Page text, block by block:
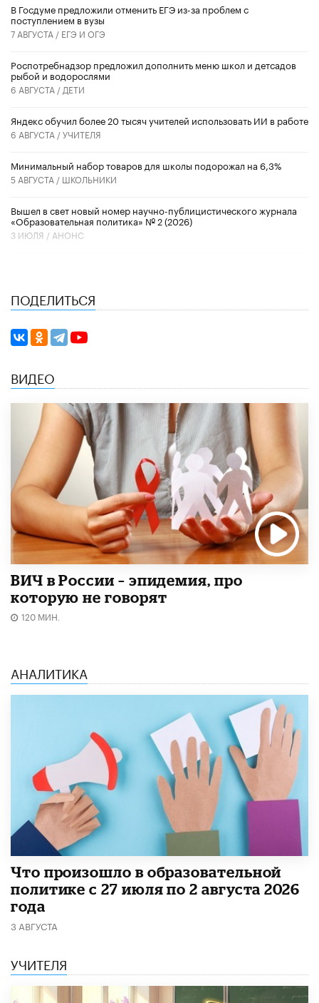
В Госдуме предложили отменить ЕГЭ из-за проблем с
поступлением в вузы
7 АВГУСТА / ЕГЭ И ОГЭ
Роспотребнадзор предложил дополнить меню школ и детсадов
рыбой и водорослями
6 АВГУСТА / ДЕТИ
​Яндекс обучил более 20 тысяч учителей использовать ИИ в работе
6 АВГУСТА /УЧИТЕЛЯ
Минимальный набор товаров для школы подорожал на 6,3%
5 АВГУСТА / ШКОЛЬНИКИ
Вышел в свет новый номер научно-публицистического журнала
«Образовательная политика» № 2 (2026)
3 ИЮЛЯ / АНОНС
ПОДЕЛИТЬСЯ
ВИДЕО
ВИЧ в России – эпидемия, про
которую не говорят
120 МИН.
АНАЛИТИКА
​Что произошло в образовательной
политике с 27 июля по 2 августа 2026
года
3 АВГУСТА
УЧИТЕЛЯ